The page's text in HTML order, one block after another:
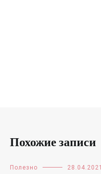
Похожие записи
Полезно 28.04.2021